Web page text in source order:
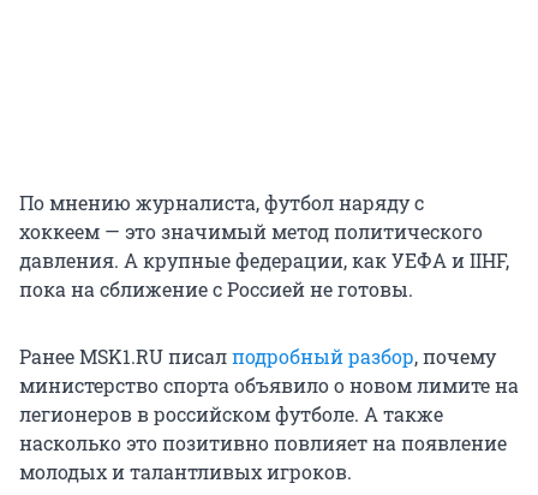
По мнению журналиста, футбол наряду с
хоккеем — это значимый метод политического
давления. А крупные федерации, как УЕФА и IIHF,
пока на сближение с Россией не готовы.
Ранее MSK1.RU писалподробный разбор, почему
министерство спорта объявило о новом лимите на
легионеров в российском футболе. А также
насколько это позитивно повлияет на появление
молодых и талантливых игроков.